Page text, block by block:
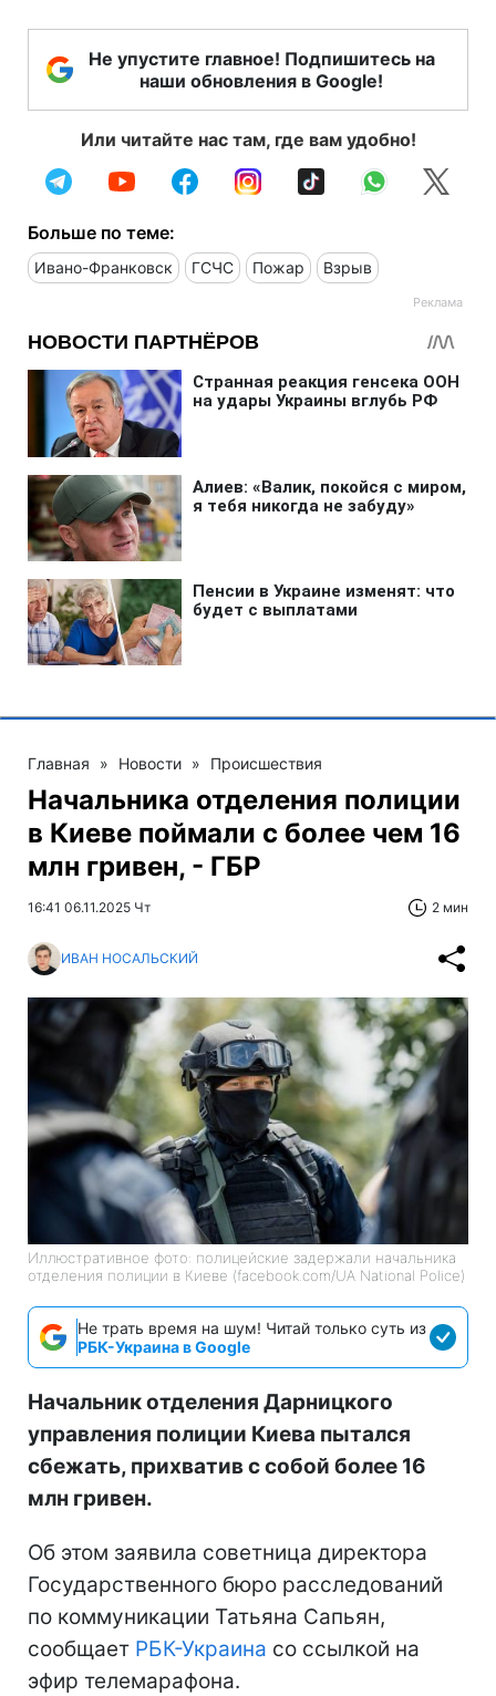
Не упустите главное! Подпишитесь на
наши обновления в Google!
Или читайте нас там, где вам удобно!
Больше по теме:
Ивано-Франковск ГСЧС Пожар Взрыв
Главная » Новости » Происшествия
Начальника отделения полиции
в Киеве поймали с более чем 16
млн гривен, - ГБР
16:41 06.11.2025 Чт 2 мин
ИВАН НОСАЛЬСКИЙ
Иллюстративное фото: полицейские задержали начальника
отделения полиции в Киеве (facebook.com/UA National Police)
Не трать время на шум! Читай только суть из
РБК-Украина в Google
Начальник отделения Дарницкого
управления полиции Киева пытался
сбежать, прихватив с собой более 16
млн гривен.
Об этом заявила советница директора
Государственного бюро расследований
по коммуникации Татьяна Сапьян,
сообщает РБК-Украина со ссылкой на
эфир телемарафона.